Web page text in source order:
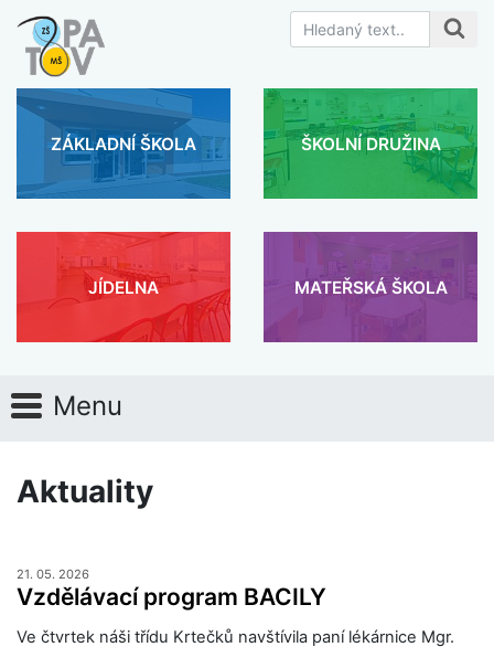
ZÁKLADNÍ ŠKOLA ŠKOLNÍ DRUŽINA
JÍDELNA MATEŘSKÁ ŠKOLA
Menu
Aktuality
21. 05. 2026
Vzdělávací program BACILY
Ve čtvrtek náši třídu Krtečků navštívila paní lékárnice Mgr.